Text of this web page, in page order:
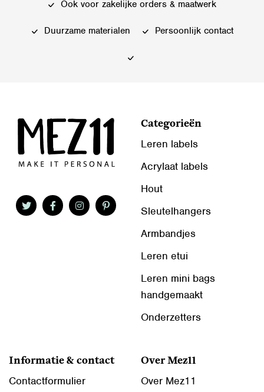
worden
gekozen
op
Ook voor zakelijke orders & maatwerk
Duurzame materialen Persoonlijk contact
Categorieën
Leren labels
Acrylaat labels
Hout
Sleutelhangers
Armbandjes
Leren etui
Leren mini bags
handgemaakt
Onderzetters
Informatie & contact
Contactformulier
Over Mez11
Over Mez11